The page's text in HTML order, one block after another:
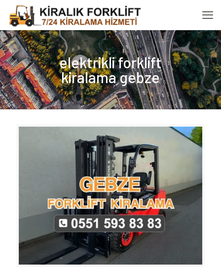
elektrikli forklift
kiralama gebze